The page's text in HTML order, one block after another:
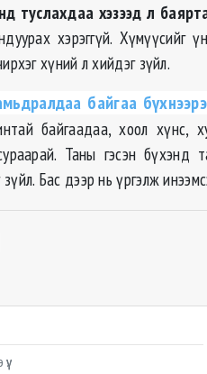
туслахдаа хэзээд л
хэрэггүй. Хүмүүсийг
хүний л хийдэг зүйл.
байгаа
байгаадаа, хоол хүнс,
Таны гэсэн бүхэнд
Бас дээр нь үргэлж